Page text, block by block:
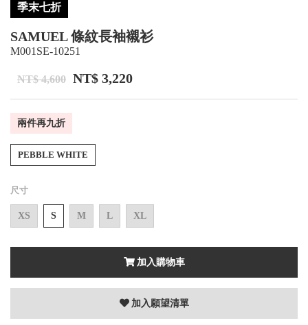
季末七折
SAMUEL 條紋長袖襯衫
M001SE-10251
NT$ 4,600 NT$ 3,220
兩件再九折
PEBBLE WHITE
尺寸
XS S M L XL
加入購物車
加入願望清單